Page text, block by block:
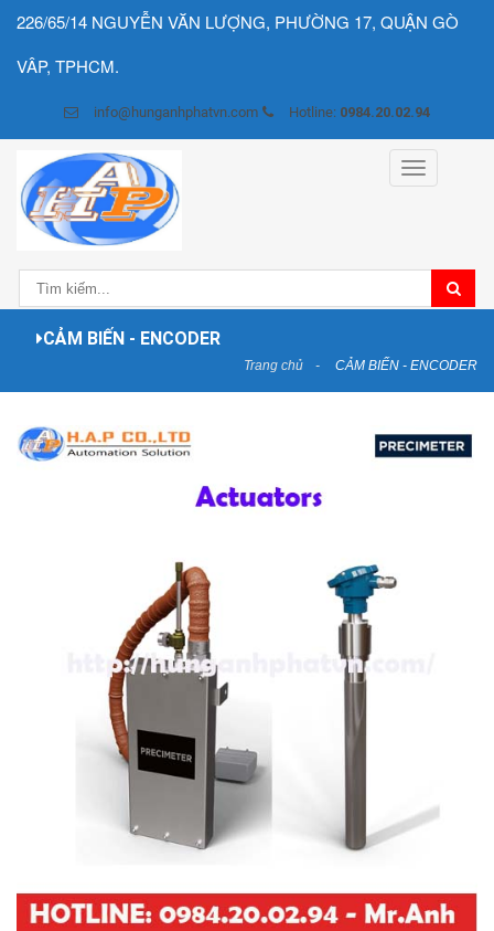
226/65/14 NGUYỄN VĂN LƯỢNG, PHƯỜNG 17, QUẬN GÒ
VÂP, TPHCM.
info@hunganhphatvn.com Hotline: 0984.20.02.94
Toggle
navigation
CẢM BIẾN - ENCODER
Trang chủ CẢM BIẾN - ENCODER